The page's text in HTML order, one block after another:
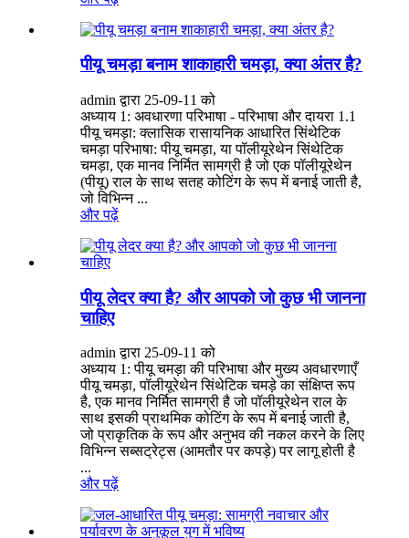
पीयू चमड़ा बनाम शाकाहारी चमड़ा, क्या अंतर है?
admin द्वारा 25-09-11 को
अध्याय 1: अवधारणा परिभाषा - परिभाषा और दायरा 1.1
पीयू चमड़ा: क्लासिक रासायनिक आधारित सिंथेटिक
चमड़ा परिभाषा: पीयू चमड़ा, या पॉलीयूरेथेन सिंथेटिक
चमड़ा, एक मानव निर्मित सामग्री है जो एक पॉलीयूरेथेन
(पीयू) राल के साथ सतह कोटिंग के रूप में बनाई जाती है,
जो विभिन्न ...
और पढ़ें
पीयू लेदर क्या है? और आपको जो कुछ भी जानना
चाहिए
admin द्वारा 25-09-11 को
अध्याय 1: पीयू चमड़ा की परिभाषा और मुख्य अवधारणाएँ
पीयू चमड़ा, पॉलीयूरेथेन सिंथेटिक चमड़े का संक्षिप्त रूप
है, एक मानव निर्मित सामग्री है जो पॉलीयूरेथेन राल के
साथ इसकी प्राथमिक कोटिंग के रूप में बनाई जाती है,
जो प्राकृतिक के रूप और अनुभव की नकल करने के लिए
विभिन्न सब्सट्रेट्स (आमतौर पर कपड़े) पर लागू होती है
...
और पढ़ें